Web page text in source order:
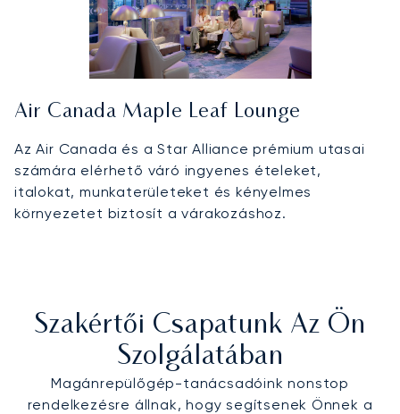
Air Canada Maple Leaf Lounge
Az Air Canada és a Star Alliance prémium utasai
számára elérhető váró ingyenes ételeket,
italokat, munkaterületeket és kényelmes
környezetet biztosít a várakozáshoz.
Szakértői Csapatunk Az Ön
Szolgálatában
Magánrepülőgép-tanácsadóink nonstop
rendelkezésre állnak, hogy segítsenek Önnek a